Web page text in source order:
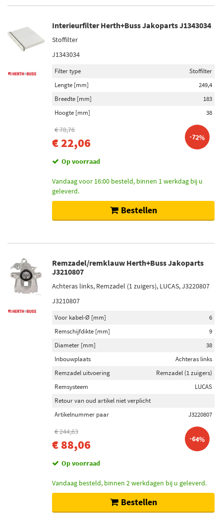
Interieurfilter Herth+Buss Jakoparts J1343034
Stoffilter
J1343034
Filter type
Stoffilter
Lengte [mm]
249,4
Breedte [mm]
183
Hoogte [mm]
38
€ 78,76
€ 22,06 -72%
Op voorraad
Vandaag voor 16:00 besteld, binnen 1 werkdag bij u
geleverd.
Bestellen
Remzadel/remklauw Herth+Buss Jakoparts
J3210807
Achteras links, Remzadel (1 zuigers), LUCAS, J3220807
J3210807
Voor kabel-Ø [mm]
6
Remschijfdikte [mm]
9
Diameter [mm]
38
Inbouwplaats
Achteras links
Remzadel uitvoering
Remzadel (1 zuigers)
Remsysteem
LUCAS
Retour van oud artikel niet verplicht
Artikelnummer paar
J3220807
€ 244,63
€ 88,06 -64%
Op voorraad
Vandaag besteld, binnen 2 werkdagen bij u geleverd.
Bestellen